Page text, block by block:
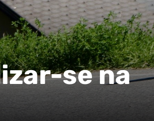
se na